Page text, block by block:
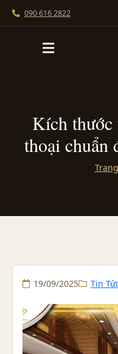
090 616 2822
Kích thước
thoại chuẩn
19/09/2025 Tin